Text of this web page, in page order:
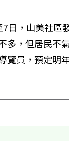
日，山美社區
多，但居民不
覽員，預定明